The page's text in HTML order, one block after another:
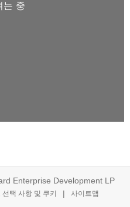
Enterprise Development LP
선택 사항 및 쿠키 사이트맵